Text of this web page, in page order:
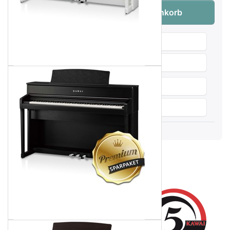
Kawai CA-701 EP Digitalpiano Schwarz
In den Warenkorb
Weitersagen
Vergleichen
Audio & Video
Digitalpiano - Premium-